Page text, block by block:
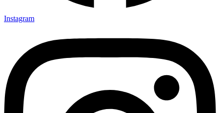
Instagram